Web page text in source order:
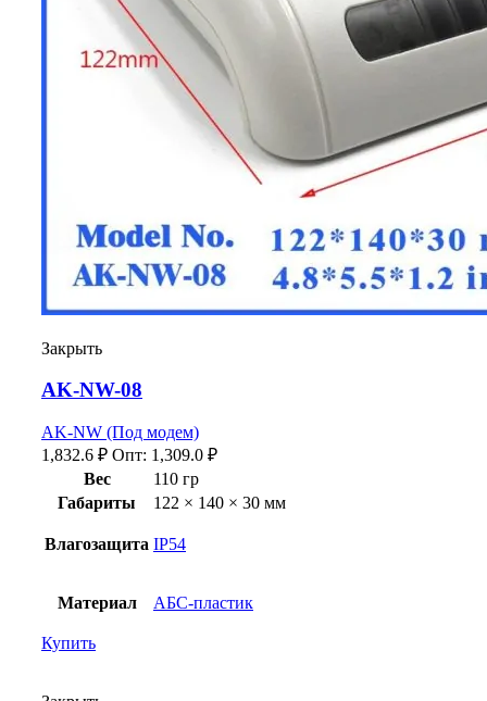
Закрыть
AK-NW-08
AK-NW (Под модем)
1,832.6 ₽ Опт: 1,309.0 ₽
Вес
110 гр
Габариты
122 × 140 × 30 мм
Влагозащита IP54
Материал АБС-пластик
Купить